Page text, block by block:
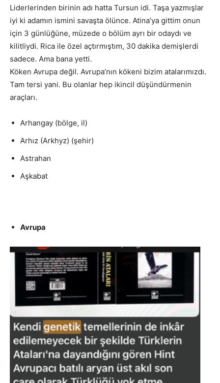
Liderlerinden birinin adı hatta Tursun idi. Taşa yazmışlar
iyi ki adamın ismini savaşta ölünce. Atina’ya gittim onun
için 3 günlüğüne, müzede o bölüm ayrı bir odaydı ve
kilitliydi. Rica ile özel açtırmıştım, 30 dakika demişlerdi
sadece. Ama bana yetti.
Köken Avrupa değil. Avrupa’nın kökeni bizim atalarımızdı.
Tam tersi yani. Bu olanlar hep ikincil düşündürmenin
araçları.
Arhangay (bölge, il)
Arhız (Arkhyz) (şehir)
Astrahan
Aşkabat
Avrupa